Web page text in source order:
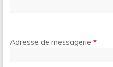
Adresse de messagerie *